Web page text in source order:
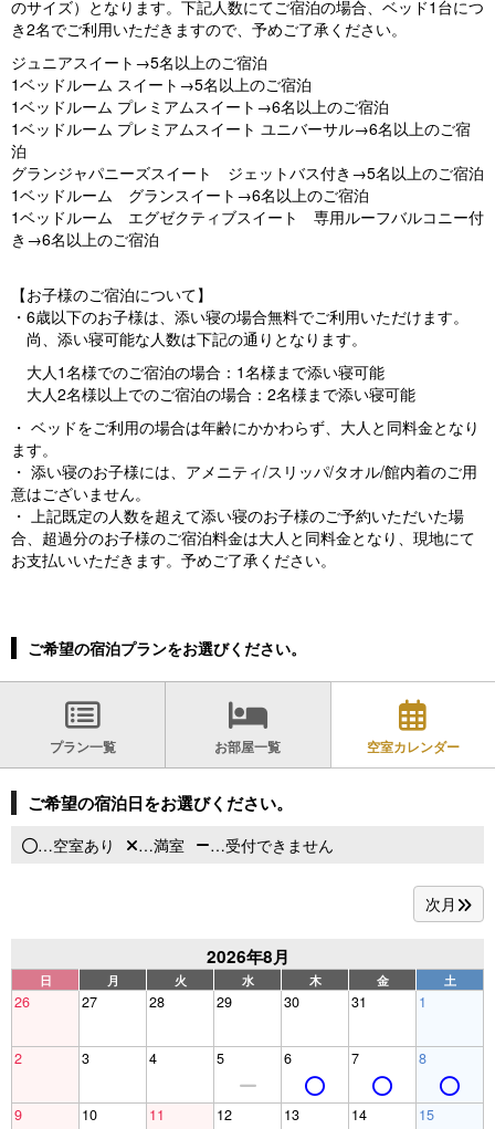
のサイズ）となります。下記人数にてご宿泊の場合、ベッド1台につ
き2名でご利用いただきますので、予めご了承ください。
ジュニアスイート→5名以上のご宿泊
1ベッドルーム スイート→5名以上のご宿泊
1ベッドルーム プレミアムスイート→6名以上のご宿泊
1ベッドルーム プレミアムスイート ユニバーサル→6名以上のご宿
泊
グランジャパニーズスイート ジェットバス付き→5名以上のご宿泊
1ベッドルーム グランスイート→6名以上のご宿泊
1ベッドルーム エグゼクティブスイート 専用ルーフバルコニー付
き→6名以上のご宿泊
【お子様のご宿泊について】
・6歳以下のお子様は、添い寝の場合無料でご利用いただけます。
尚、添い寝可能な人数は下記の通りとなります。
大人1名様でのご宿泊の場合：1名様まで添い寝可能
大人2名様以上でのご宿泊の場合：2名様まで添い寝可能
・ ベッドをご利用の場合は年齢にかかわらず、大人と同料金となり
ます。
・ 添い寝のお子様には、アメニティ/スリッパ/タオル/館内着のご用
意はございません。
・ 上記既定の人数を超えて添い寝のお子様のご予約いただいた場
合、超過分のお子様のご宿泊料金は大人と同料金となり、現地にて
お支払いいただきます。予めご了承ください。
ご希望の宿泊プランをお選びください。
プラン一覧 お部屋一覧 空室カレンダー
ご希望の宿泊日をお選びください。
…空室あり …満室 …受付できません
次月
2026年8月
日 月 火 水 木 金 土
26 27 28 29 30 31 1
2 3 4 5 6 7 8
9 10 11 12 13 14 15